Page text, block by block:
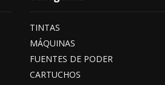
TINTAS
MÁQUINAS
FUENTES DE PODER
CARTUCHOS